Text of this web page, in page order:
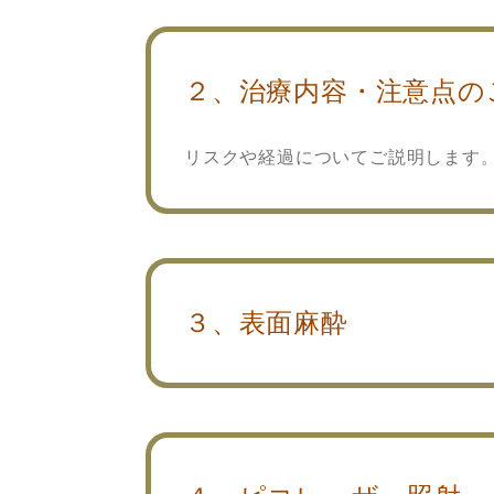
２、治療内容・注意点の
リスクや経過についてご説明します。
３、表面麻酔